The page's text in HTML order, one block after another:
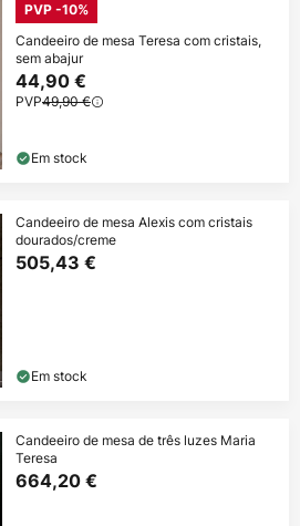
PVP -10%
Candeeiro de mesa Teresa com cristais,
sem abajur
44,90 €
PVP49,90 €
Em stock
Candeeiro de mesa Alexis com cristais
dourados/creme
505,43 €
Em stock
Candeeiro de mesa de três luzes Maria
Teresa
664,20 €